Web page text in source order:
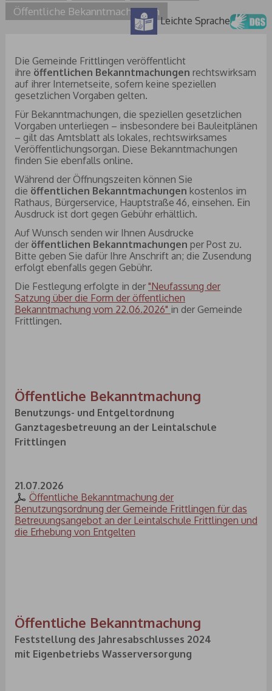
Öffentliche Bekanntmachungen
Die Gemeinde Frittlingen veröffentlicht
ihre öffentlichen Bekanntmachungen rechtswirksam
auf ihrer Internetseite, sofern keine speziellen
gesetzlichen Vorgaben gelten.
Für Bekanntmachungen, die speziellen gesetzlichen
Vorgaben unterliegen – insbesondere bei Bauleitplänen
– gilt das Amtsblatt als lokales, rechtswirksames
Veröffentlichungsorgan. Diese Bekanntmachungen
finden Sie ebenfalls online.
Während der Öffnungszeiten können Sie
die öffentlichen Bekanntmachungen kostenlos im
Rathaus, Bürgerservice, Hauptstraße 46, einsehen. Ein
Ausdruck ist dort gegen Gebühr erhältlich.
Auf Wunsch senden wir Ihnen Ausdrucke
der öffentlichen Bekanntmachungen per Post zu.
Bitte geben Sie dafür Ihre Anschrift an; die Zusendung
erfolgt ebenfalls gegen Gebühr.
Die Fest­le­gung er­folg­te in der "Neufassung der
Satzung über die Form der öffentlichen
Bekanntmachung vom 22.06.2026" in der Gemeinde
Frittlingen.
Öffentliche Bekanntmachung
Benutzungs- und Entgeltordnung
Ganztagesbetreuung an der Leintalschule
Frittlingen
21.07.2026
Öffentliche Bekanntmachung der
Benutzungsordnung der Gemeinde Frittlingen für das
Betreuungsangebot an der Leintalschule Frittlingen und
die Erhebung von Entgelten
Öffentliche Bekanntmachung
Feststellung des Jahresabschlusses 2024
mit Eigenbetriebs Wasserversorgung
Leichte Sprache